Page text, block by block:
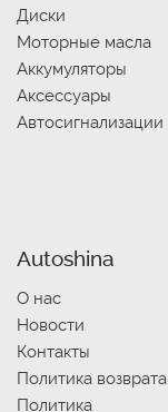
Диски
Моторные масла
Аккумуляторы
Аксессуары
Автосигнализации
Autoshina
О нас
Новости
Контакты
Политика возврата
Политика